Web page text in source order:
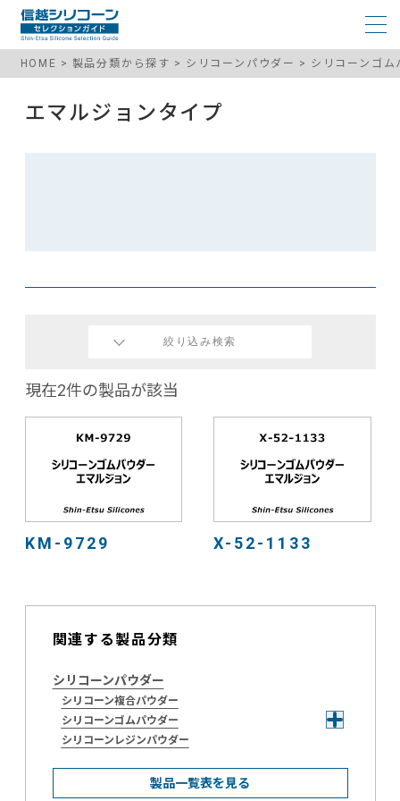
HOME 製品分類から探す シリコーンパウダー シリコーンゴム
エマルジョンタイプ
絞り込み検索
現在2件の製品が該当
KM-9729 X-52-1133
関連する製品分類
シリコーンパウダー
シリコーン複合パウダー
シリコーンゴムパウダー
シリコーンレジンパウダー
製品一覧表を見る